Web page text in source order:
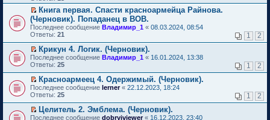
е
н
и
ю
с
о
о
б
щ
н
и
ю
т
а
н
н
о
у
с
о
о
б
щ
е
н
и
ю
р
о
ч
и
т
а
н
н
о
м
у
с
о
о
б
щ
е
н
е
п
р
о
ч
и
т
а
н
н
о
м
у
с
о
в
о
м
у
н
е
п
р
о
и
т
а
н
н
о
к
п
е
р
в
м
у
н
е
п
р
о
ч
и
т
р
е
й
т
и
п
е
р
в
о
м
у
н
е
п
П
е
р
е
й
т
и
к
п
е
р
в
о
м
у
Книга первая. Спасти красноармейца Райнова.
(Черновик). Попаданец в ВОВ.
Последнее сообщение Владимир_1 « 08.03.2024, 08:54
Ответы: 21 1 2
П
е
е
й
т
и
к
п
Крикун 4. Логик. (Черновик).
Последнее сообщение Владимир_1 « 16.01.2024, 13:38
Ответы: 25 1 2
П
е
е
й
Красноармеец 4. Одержимый. (Черновик).
Последнее сообщение lerner« 22.12.2023, 18:24
Ответы: 25 1 2
П
Целитель 2. Эмблема. (Черновик).
Последнее сообщение dobryiviewer« 16.12.2023, 23:40